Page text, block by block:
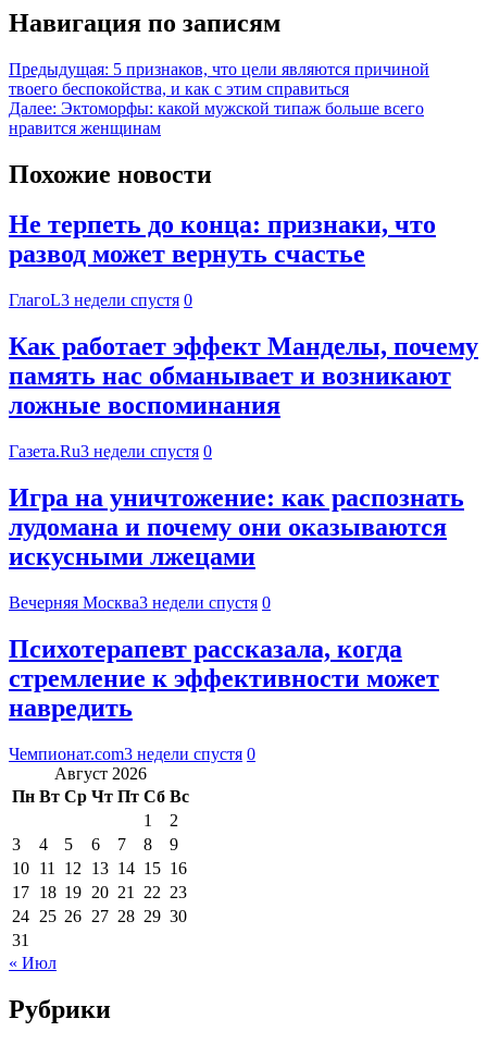
Навигация по записям
Предыдущая: 5 признаков, что цели являются причиной
твоего беспокойства, и как с этим справиться
Далее: Эктоморфы: какой мужской типаж больше всего
нравится женщинам
Похожие новости
Не терпеть до конца: признаки, что
развод может вернуть счастье
ГлагоL3 недели спустя 0
Как работает эффект Манделы, почему
память нас обманывает и возникают
ложные воспоминания
Газета.Ru3 недели спустя 0
Игра на уничтожение: как распознать
лудомана и почему они оказываются
искусными лжецами
Вечерняя Москва3 недели спустя 0
Психотерапевт рассказала, когда
стремление к эффективности может
навредить
Чемпионат.com3 недели спустя 0
Август 2026
Пн Вт Ср Чт Пт Сб Вс
1
2
3
4 5 6 7 8
9
10 11 12 13 14 15 16
17 18 19 20 21 22 23
24 25 26 27 28 29 30
31
« Июл
Рубрики